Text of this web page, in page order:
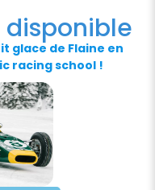
glace de Flaine en
racing school !